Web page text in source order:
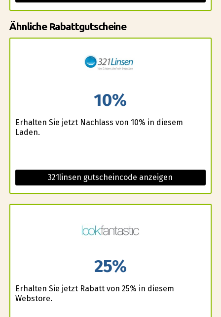
Ähnliche Rabattgutscheine
10%
Erhalten Sie jetzt Nachlass von 10% in diesem
Laden.
321linsen gutscheincode anzeigen
25%
Erhalten Sie jetzt Rabatt von 25% in diesem
Webstore.